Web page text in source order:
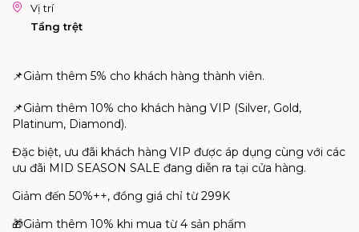
Vị trí
Tầng trệt
📌Giảm thêm 5% cho khách hàng thành viên.
📌Giảm thêm 10% cho khách hàng VIP (Silver, Gold,
Platinum, Diamond).
Đặc biệt, ưu đãi khách hàng VIP được áp dụng cùng với các
ưu đãi MID SEASON SALE đang diễn ra tại cửa hàng.
Giảm đến 50%++, đồng giá chỉ từ 299K
🎁Giảm thêm 10% khi mua từ 4 sản phẩm